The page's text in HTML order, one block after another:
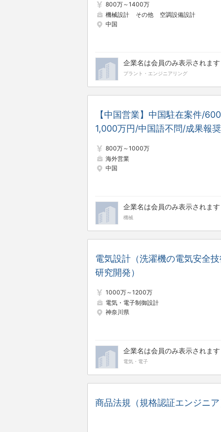
800万～1400万
機械設計
その他
空調設備設計
中国
企業名は会員のみ表示されます
プラント・エンジニアリング
【中国営業】中国駐在案件/
1,000万円/中国語不問/成果報
削工具
800万～1000万
海外営業
中国
企業名は会員のみ表示されます
機械
電気設計（洗濯機の電気安全
研究開発）
1000万～1200万
電気・電子制御設計
神奈川県
企業名は会員のみ表示されます
電気・電子
商品法規（規格認証エンジニ